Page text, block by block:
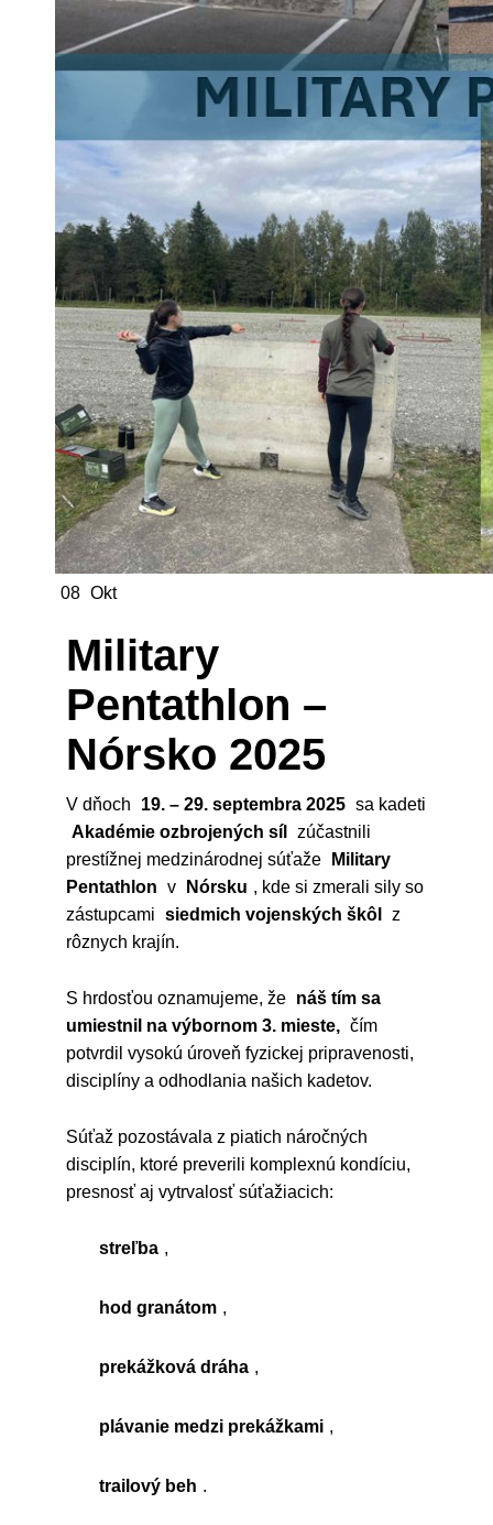
08 Okt
Military
Pentathlon –
Nórsko 2025
V dňoch 19. – 29. septembra 2025 sa kadeti
Akadémie ozbrojených síl
zúčastnili
prestížnej medzinárodnej súťaže
Military
Pentathlon v Nórsku , kde si zmerali sily so
zástupcami siedmich vojenských škôl
z
rôznych krajín.
S hrdosťou oznamujeme, že náš tím sa
umiestnil na výbornom 3. mieste, čím
potvrdil vysokú úroveň fyzickej pripravenosti,
disciplíny a odhodlania našich kadetov.
Súťaž pozostávala z piatich náročných
disciplín, ktoré preverili komplexnú kondíciu,
presnosť aj vytrvalosť súťažiacich:
streľba ,
hod granátom ,
prekážková dráha ,
plávanie medzi prekážkami ,
trailový beh .